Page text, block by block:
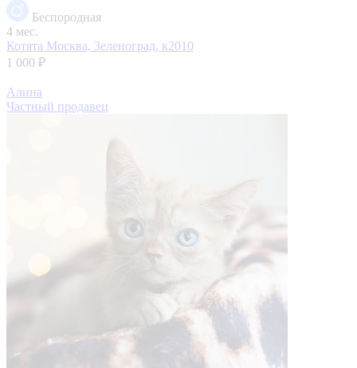
Беспородная
4 мес.
Котята Москва, Зеленоград, к2010
1 000 ₽
Алина
Частный продавец